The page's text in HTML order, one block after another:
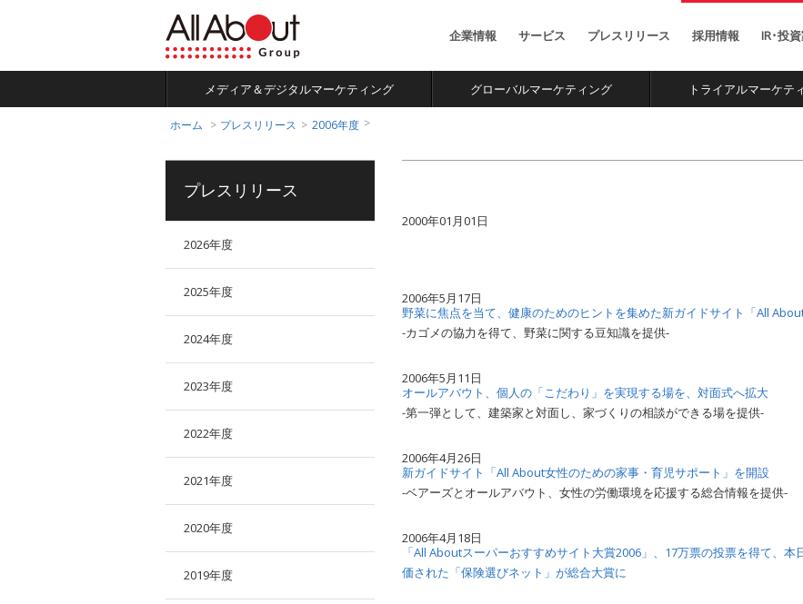
All About
企業情報 サービス プレスリリース 採用情報 IR･投
メディア＆デジタルマーケティング
す
Facebook公認ナビ
ングプラットフォーム
ービスの紹介メディア
グローバルマーケティング
情報サイト
ント施策支援チーム
トライアルマーケテ
せる
ホーム プレスリリース 2006年度
2000年01月01日
2006年5月17日
野菜に焦点を当て、健康のためのヒントを集めた新ガイドサイト「All
-カゴメの協力を得て、野菜に関する豆知識を提供-
2006年5月11日
オールアバウト、個人の「こだわり」を実現する場を、対面式へ拡大
-第一弾として、建築家と対面し、家づくりの相談ができる場を提供-
2006年4月26日
新ガイドサイト「All About女性のための家事・育児サポート」を開設
-ベアーズとオールアバウト、女性の労働環境を応援する総合情報を提供-
2006年4月18日
「All Aboutスーパーおすすめサイト大賞2006」、17万票の投票を得て、
価された「保険選びネット」が総合大賞に
プレスリリース
2026年度
2025年度
2024年度
2023年度
2022年度
2021年度
2020年度
2019年度